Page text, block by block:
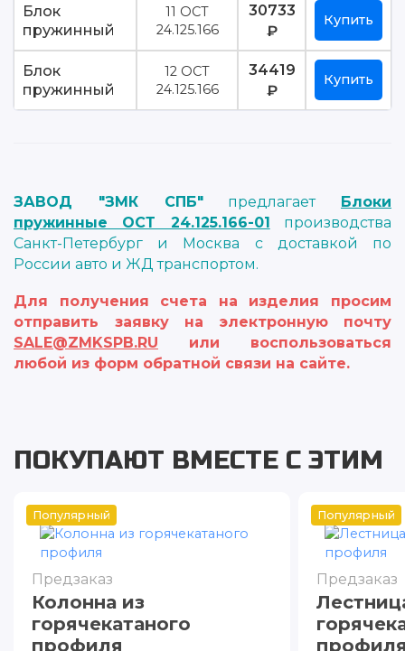
Блок
пружинный
11 ОСТ
24.125.166
30733
₽
Купить
Блок
пружинный
12 ОСТ
24.125.166
34419
₽
Купить
ЗАВОД "ЗМК СПБ"предлагает
Блоки
пружинные ОСТ 24.125.166-01
производства
Санкт-Петербург и Москва с доставкой по
России авто и ЖД транспортом.
Для получения счета на изделия просим
отправить заявку на электронную почту
SALE@ZMKSPB.RU или воспользоваться
любой из форм обратной связи на сайте.
ПОКУПАЮТ ВМЕСТЕ С ЭТИМ
Популярный
Предзаказ
Колонна из
горячекатаного
профиля
Популярный
Предзаказ